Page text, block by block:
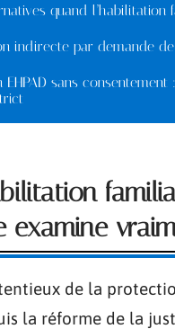
quand l’habilitation
indirecte par demande de
EHPAD sans consentement
examine
de la
la réforme de la